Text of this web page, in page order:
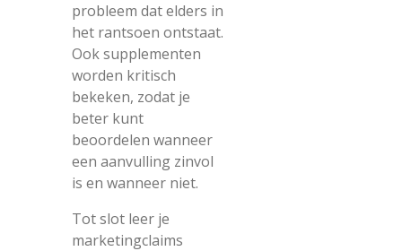
probleem dat elders in
het rantsoen ontstaat.
Ook supplementen
worden kritisch
bekeken, zodat je
beter kunt
beoordelen wanneer
een aanvulling zinvol
is en wanneer niet.
Tot slot leer je
marketingclaims